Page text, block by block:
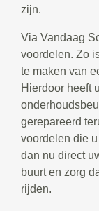
zijn.
Via Vandaag
voordelen. Zo
te maken van
Hierdoor heeft
gerepareerd
voordelen die
dan nu direct
buurt en zorg
rijden.